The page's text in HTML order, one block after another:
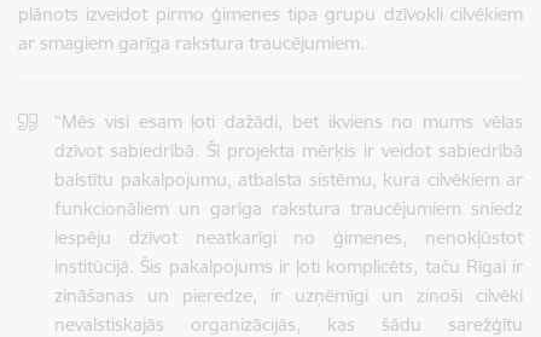
plānots izveidot pirmo ģimenes tipa grupu dzīvokli cilvēkiem
ar smagiem garīga rakstura traucējumiem.
“Mēs visi esam ļoti dažādi, bet ikviens no mums vēlas
dzīvot sabiedrībā. Šī projekta mērķis ir veidot sabiedrībā
balstītu pakalpojumu, atbalsta sistēmu, kura cilvēkiem ar
funkcionāliem un garīga rakstura traucējumiem sniedz
iespēju dzīvot neatkarīgi no ģimenes, nenokļūstot
institūcijā. Šis pakalpojums ir ļoti komplicēts, taču Rīgai ir
zināšanas un pieredze, ir uzņēmīgi un zinoši cilvēki
nevalstiskajās organizācijās, kas šādu sarežģītu